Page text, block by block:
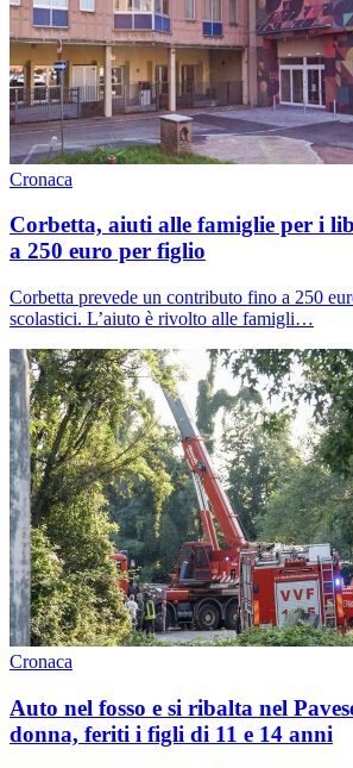
Cronaca
Corbetta, aiuti alle famiglie per i
a 250 euro per figlio
Corbetta prevede un contributo fino a 250
scolastici. L’aiuto è rivolto alle famigli…
Cronaca
Auto nel fosso e si ribalta nel
donna, feriti i figli di 11 e 14 anni